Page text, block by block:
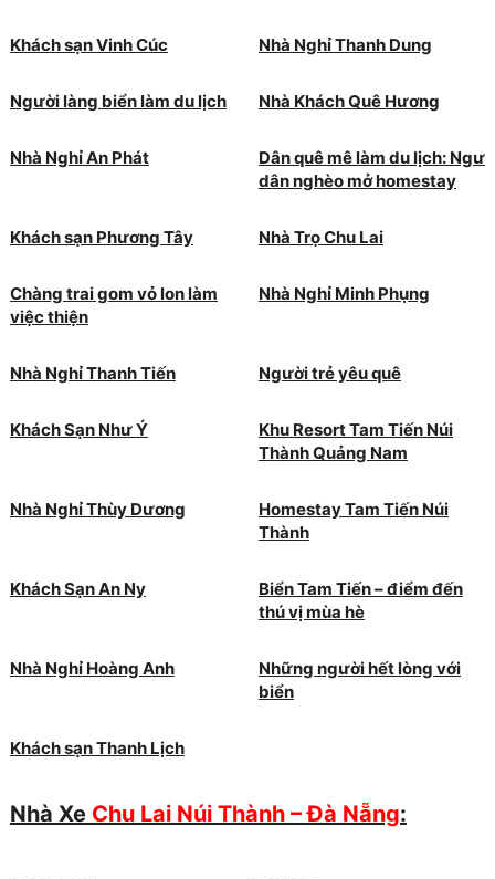
Khách sạn Vinh Cúc Nhà Nghỉ Thanh Dung
Người làng biển làm du lịch Nhà Khách Quê Hương
Nhà Nghỉ An Phát
Dân quê mê làm du lịch: Ngư
dân nghèo mở homestay
Khách sạn Phương Tây Nhà Trọ Chu Lai
Chàng trai gom vỏ lon làm
việc thiện
Nhà Nghỉ Minh Phụng
Nhà Nghỉ Thanh Tiến Người trẻ yêu quê
Khách Sạn Như Ý
Khu Resort Tam Tiến Núi
Thành Quảng Nam
Nhà Nghỉ Thùy Dương
Homestay Tam Tiến Núi
Thành
Khách Sạn An Ny
Biển Tam Tiến – điểm đến
thú vị mùa hè
Nhà Nghỉ Hoàng Anh
Những người hết lòng với
biển
Khách sạn Thanh Lịch
Nhà Xe Chu Lai Núi Thành – Đà Nẵng: